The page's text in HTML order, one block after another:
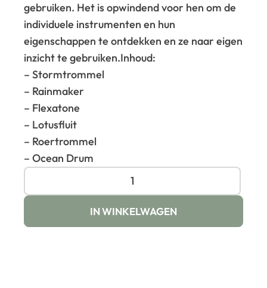
gebruiken. Het is opwindend voor hen om de
individuele instrumenten en hun
eigenschappen te ontdekken en ze naar eigen
inzicht te gebruiken.Inhoud:
– Stormtrommel
– Rainmaker
– Flexatone
– Lotusfluit
– Roertrommel
– Ocean Drum
IN WINKELWAGEN